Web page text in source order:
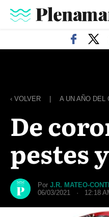
‹ VOLVER A UN AÑO DEL
De
pestes
Por J.R. MATEO-
06/03/2021 · 12:18